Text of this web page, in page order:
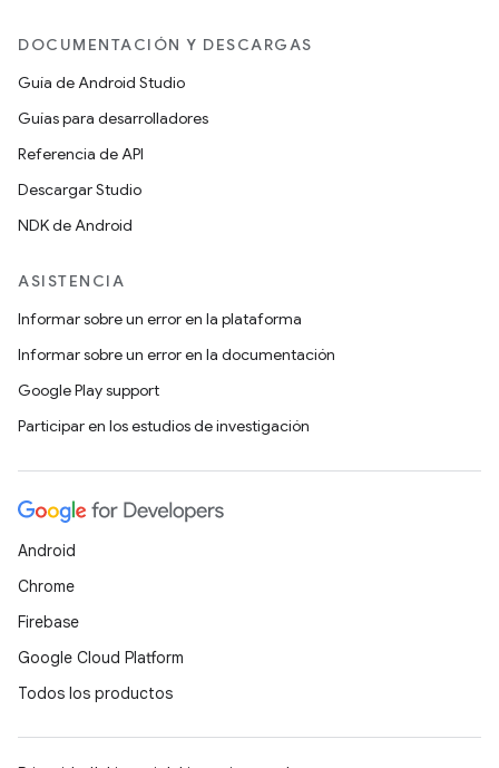
DOCUMENTACIÓN Y DESCARGAS
Guía de Android Studio
Guías para desarrolladores
Referencia de API
Descargar Studio
NDK de Android
ASISTENCIA
Informar sobre un error en la plataforma
Informar sobre un error en la documentación
Google Play support
Participar en los estudios de investigación
Android
Chrome
Firebase
Google Cloud Platform
Todos los productos